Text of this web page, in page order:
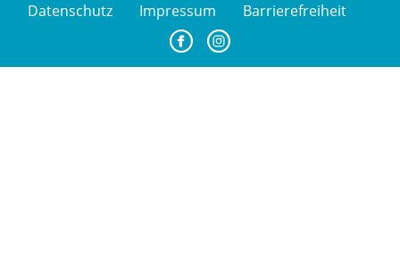
Datenschutz Impressum Barrierefreiheit